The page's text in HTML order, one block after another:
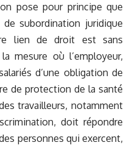
pose pour principe que
de subordination juridique
lien de droit est sans
mesure où l’employeur,
d’une obligation de
de protection de la santé
travailleurs, notamment
doit répondre
personnes qui exercent,